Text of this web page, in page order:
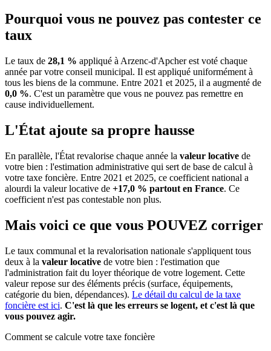
Pourquoi vous ne pouvez pas contester ce
taux
Le taux de 28,1 % appliqué à Arzenc-d'Apcher est voté chaque
année par votre conseil municipal. Il est appliqué uniformément à
tous les biens de la commune. Entre 2021 et 2025, il a augmenté de
0,0 %. C'est un paramètre que vous ne pouvez pas remettre en
cause individuellement.
L'État ajoute sa propre hausse
En parallèle, l'État revalorise chaque année la valeur locative de
votre bien : l'estimation administrative qui sert de base de calcul à
votre taxe foncière. Entre 2021 et 2025, ce coefficient national a
alourdi la valeur locative de +17,0 % partout en France. Ce
coefficient n'est pas contestable non plus.
Mais voici ce que vous POUVEZ corriger
Le taux communal et la revalorisation nationale s'appliquent tous
deux à la valeur locative de votre bien : l'estimation que
l'administration fait du loyer théorique de votre logement. Cette
valeur repose sur des éléments précis (surface, équipements,
catégorie du bien, dépendances). Le détail du calcul de la taxe
foncière est ici. C'est là que les erreurs se logent, et c'est là que
vous pouvez agir.
Comment se calcule votre taxe foncière